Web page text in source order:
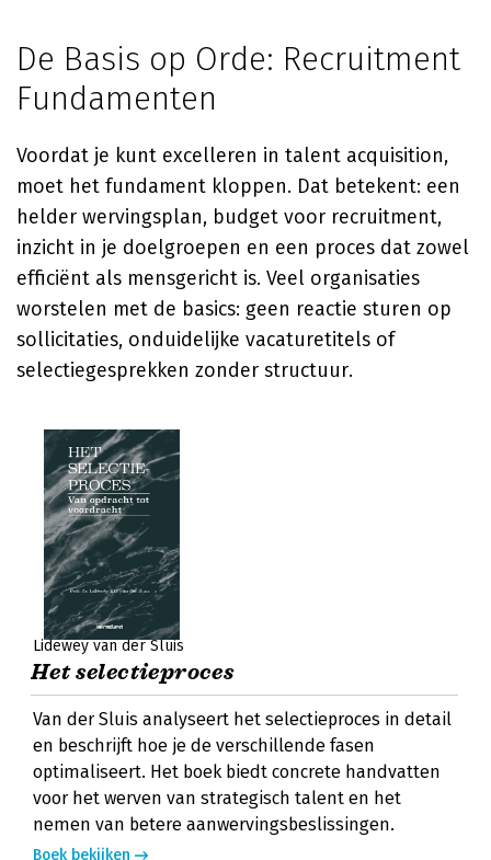
De Basis op Orde: Recruitment
Fundamenten
Voordat je kunt excelleren in talent acquisition,
moet het fundament kloppen. Dat betekent: een
helder wervingsplan, budget voor recruitment,
inzicht in je doelgroepen en een proces dat zowel
efficiënt als mensgericht is. Veel organisaties
worstelen met de basics: geen reactie sturen op
sollicitaties, onduidelijke vacaturetitels of
selectiegesprekken zonder structuur.
Lidewey van der Sluis
Het selectieproces
Van der Sluis analyseert het selectieproces in detail
en beschrijft hoe je de verschillende fasen
optimaliseert. Het boek biedt concrete handvatten
voor het werven van strategisch talent en het
nemen van betere aanwervingsbeslissingen.
Boek bekijken